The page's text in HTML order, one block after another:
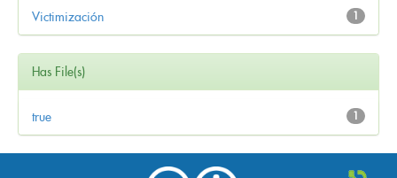
1
Victimización
Has File(s)
1
true